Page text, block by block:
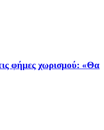
φήμες χωρισμού: «Θα